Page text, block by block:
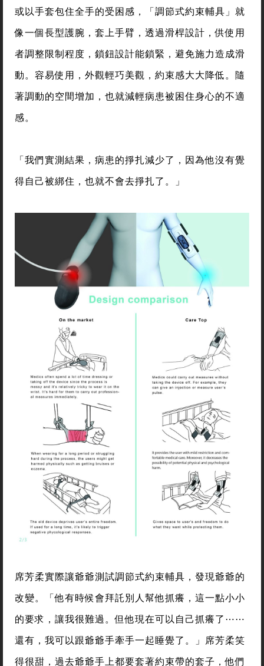
或以手套包住全手的受困感，「調節式約束輔具」就
像一個長型護腕，套上手臂，透過滑桿設計，供使用
者調整限制程度，鎖鈕設計能鎖緊，避免施力造成滑
動。容易使用，外觀輕巧美觀，約束感大大降低。隨
著調動的空間增加，也就減輕病患被困住身心的不適
感。
「我們實測結果，病患的掙扎減少了，因為他沒有覺
得自己被綁住，也就不會去掙扎了。」
席芳柔實際讓爺爺測試調節式約束輔具，發現爺爺的
改變。「他有時候會拜託別人幫他抓癢，這一點小小
的要求，讓我很難過。但他現在可以自己抓癢了⋯⋯
還有，我可以跟爺爺手牽手一起睡覺了。」席芳柔笑
得很甜，過去爺爺手上都要套著約束帶的套子，他們